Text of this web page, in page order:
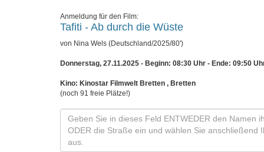
Anmeldung für den Film:
Tafiti - Ab durch die Wüste
von Nina Wels (Deutschland/2025/80')
Donnerstag, 27.11.2025 - Beginn: 08:30 Uhr - Ende: 09:50
Kino: Kinostar Filmwelt Bretten , Bretten
(noch 91 freie Plätze!)